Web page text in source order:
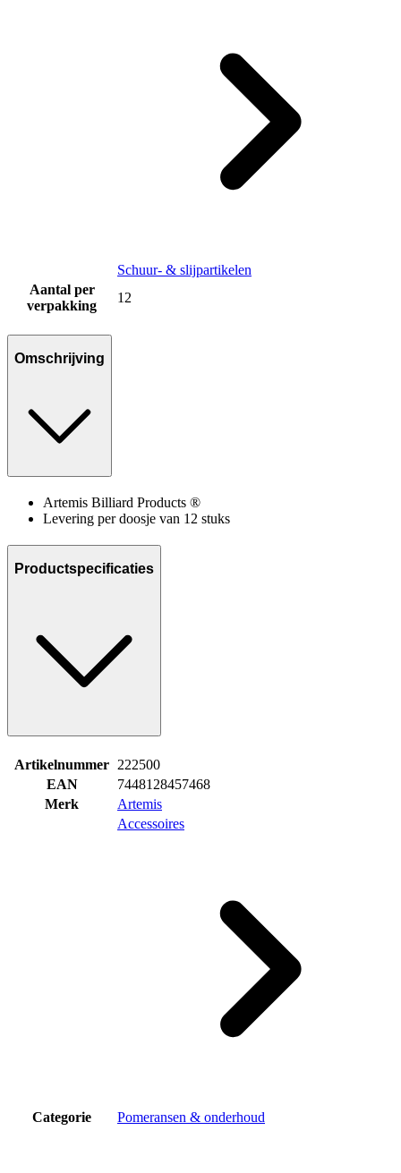
Schuur- & slijpartikelen
Aantal per
verpakking
12
Omschrijving
Artemis Billiard Products ®
Levering per doosje van 12 stuks
Productspecificaties
Artikelnummer 222500
EAN
7448128457468
Merk
Artemis
Categorie
Accessoires
Pomeransen & onderhoud